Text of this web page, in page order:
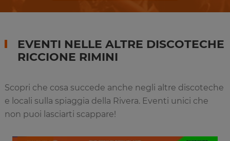
EVENTI NELLE ALTRE DISCOTECHE
RICCIONE RIMINI
Scopri che cosa succede anche negli altre discoteche
e locali sulla spiaggia della Rivera. Eventi unici che
non puoi lasciarti scappare!